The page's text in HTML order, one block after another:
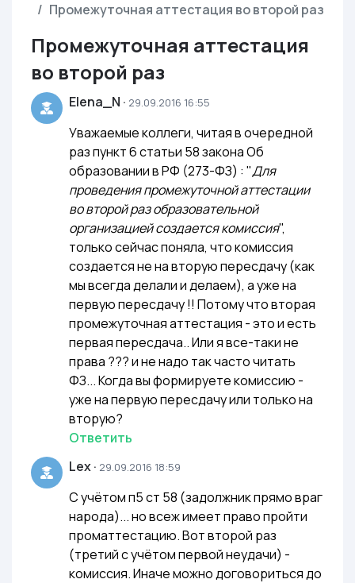
Промежуточная аттестация во второй раз
Промежуточная аттестация
во второй раз
Elena_N · 29.09.2016 16:55
Уважаемые коллеги, читая в очередной
раз пункт 6 статьи 58 закона Об
образовании в РФ (273-ФЗ) : "Для
проведения промежуточной аттестации
во второй раз образовательной
организацией создается комиссия",
только сейчас поняла, что комиссия
создается не на вторую пересдачу (как
мы всегда делали и делаем), а уже на
первую пересдачу !! Потому что вторая
промежуточная аттестация - это и есть
первая пересдача.. Или я все-таки не
права ??? и не надо так часто читать
ФЗ... Когда вы формируете комиссию -
уже на первую пересдачу или только на
вторую?
Ответить
Lex· 29.09.2016 18:59
С учётом п5 ст 58 (задолжник прямо враг
народа)... но всеж имеет право пройти
проматтестацию. Вот второй раз
(третий с учётом первой неудачи) -
комиссия. Иначе можно договориться до